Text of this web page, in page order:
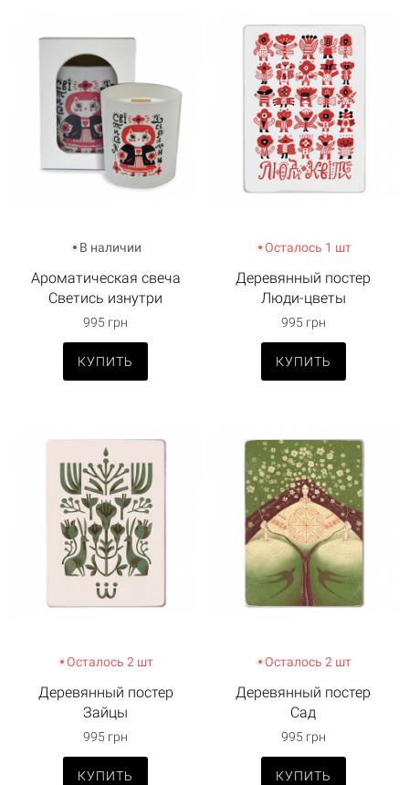
В наличии
Ароматическая свеча
Светись изнутри
995 грн
КУПИТЬ
Осталось 1 шт
Деревянный постер
Люди-цветы
995 грн
КУПИТЬ
Осталось 2 шт
Деревянный постер
Зайцы
995 грн
КУПИТЬ
Осталось 2 шт
Деревянный постер
Сад
995 грн
КУПИТЬ